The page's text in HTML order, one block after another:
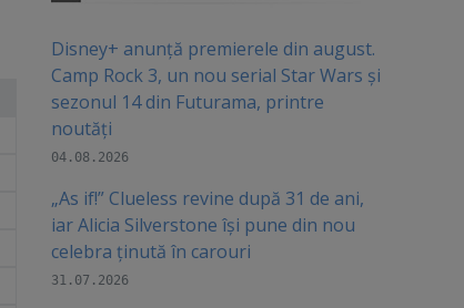
Disney+ anunță premierele din august.
Camp Rock 3, un nou serial Star Wars și
sezonul 14 din Futurama, printre
noutăți
04.08.2026
„As if!” Clueless revine după 31 de ani,
iar Alicia Silverstone își pune din nou
celebra ținută în carouri
31.07.2026